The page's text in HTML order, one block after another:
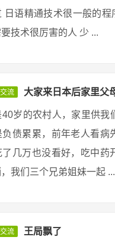
日语精通技术很一般的程
技术很厉害的人 少 ...
流 大家来日本后家里父
岁的农村人，家里供我
负债累累，前年老人看病
了几万也没看好，吃中药
我们三个兄弟姐妹一起 ...
流 王局飘了